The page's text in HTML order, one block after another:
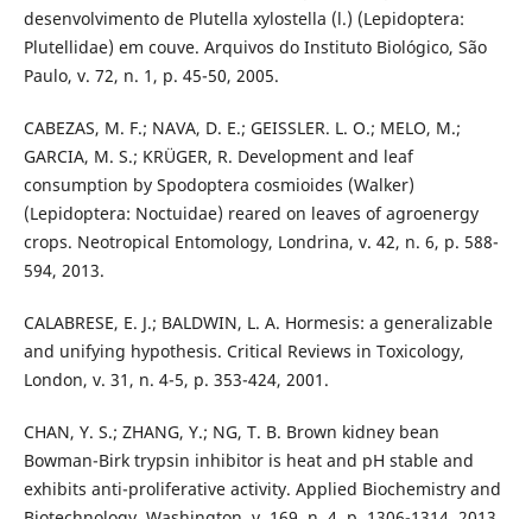
desenvolvimento de Plutella xylostella (l.) (Lepidoptera:
Plutellidae) em couve. Arquivos do Instituto Biológico, São
Paulo, v. 72, n. 1, p. 45-50, 2005.
CABEZAS, M. F.; NAVA, D. E.; GEISSLER. L. O.; MELO, M.;
GARCIA, M. S.; KRÜGER, R. Development and leaf
consumption by Spodoptera cosmioides (Walker)
(Lepidoptera: Noctuidae) reared on leaves of agroenergy
crops. Neotropical Entomology, Londrina, v. 42, n. 6, p. 588-
594, 2013.
CALABRESE, E. J.; BALDWIN, L. A. Hormesis: a generalizable
and unifying hypothesis. Critical Reviews in Toxicology,
London, v. 31, n. 4-5, p. 353-424, 2001.
CHAN, Y. S.; ZHANG, Y.; NG, T. B. Brown kidney bean
Bowman-Birk trypsin inhibitor is heat and pH stable and
exhibits anti-proliferative activity. Applied Biochemistry and